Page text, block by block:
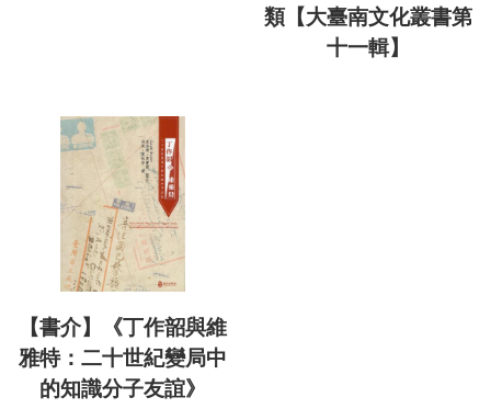
類【大臺南文化叢書第
十一輯】
【書介】《丁作韶與維
雅特：二十世紀變局中
的知識分子友誼》